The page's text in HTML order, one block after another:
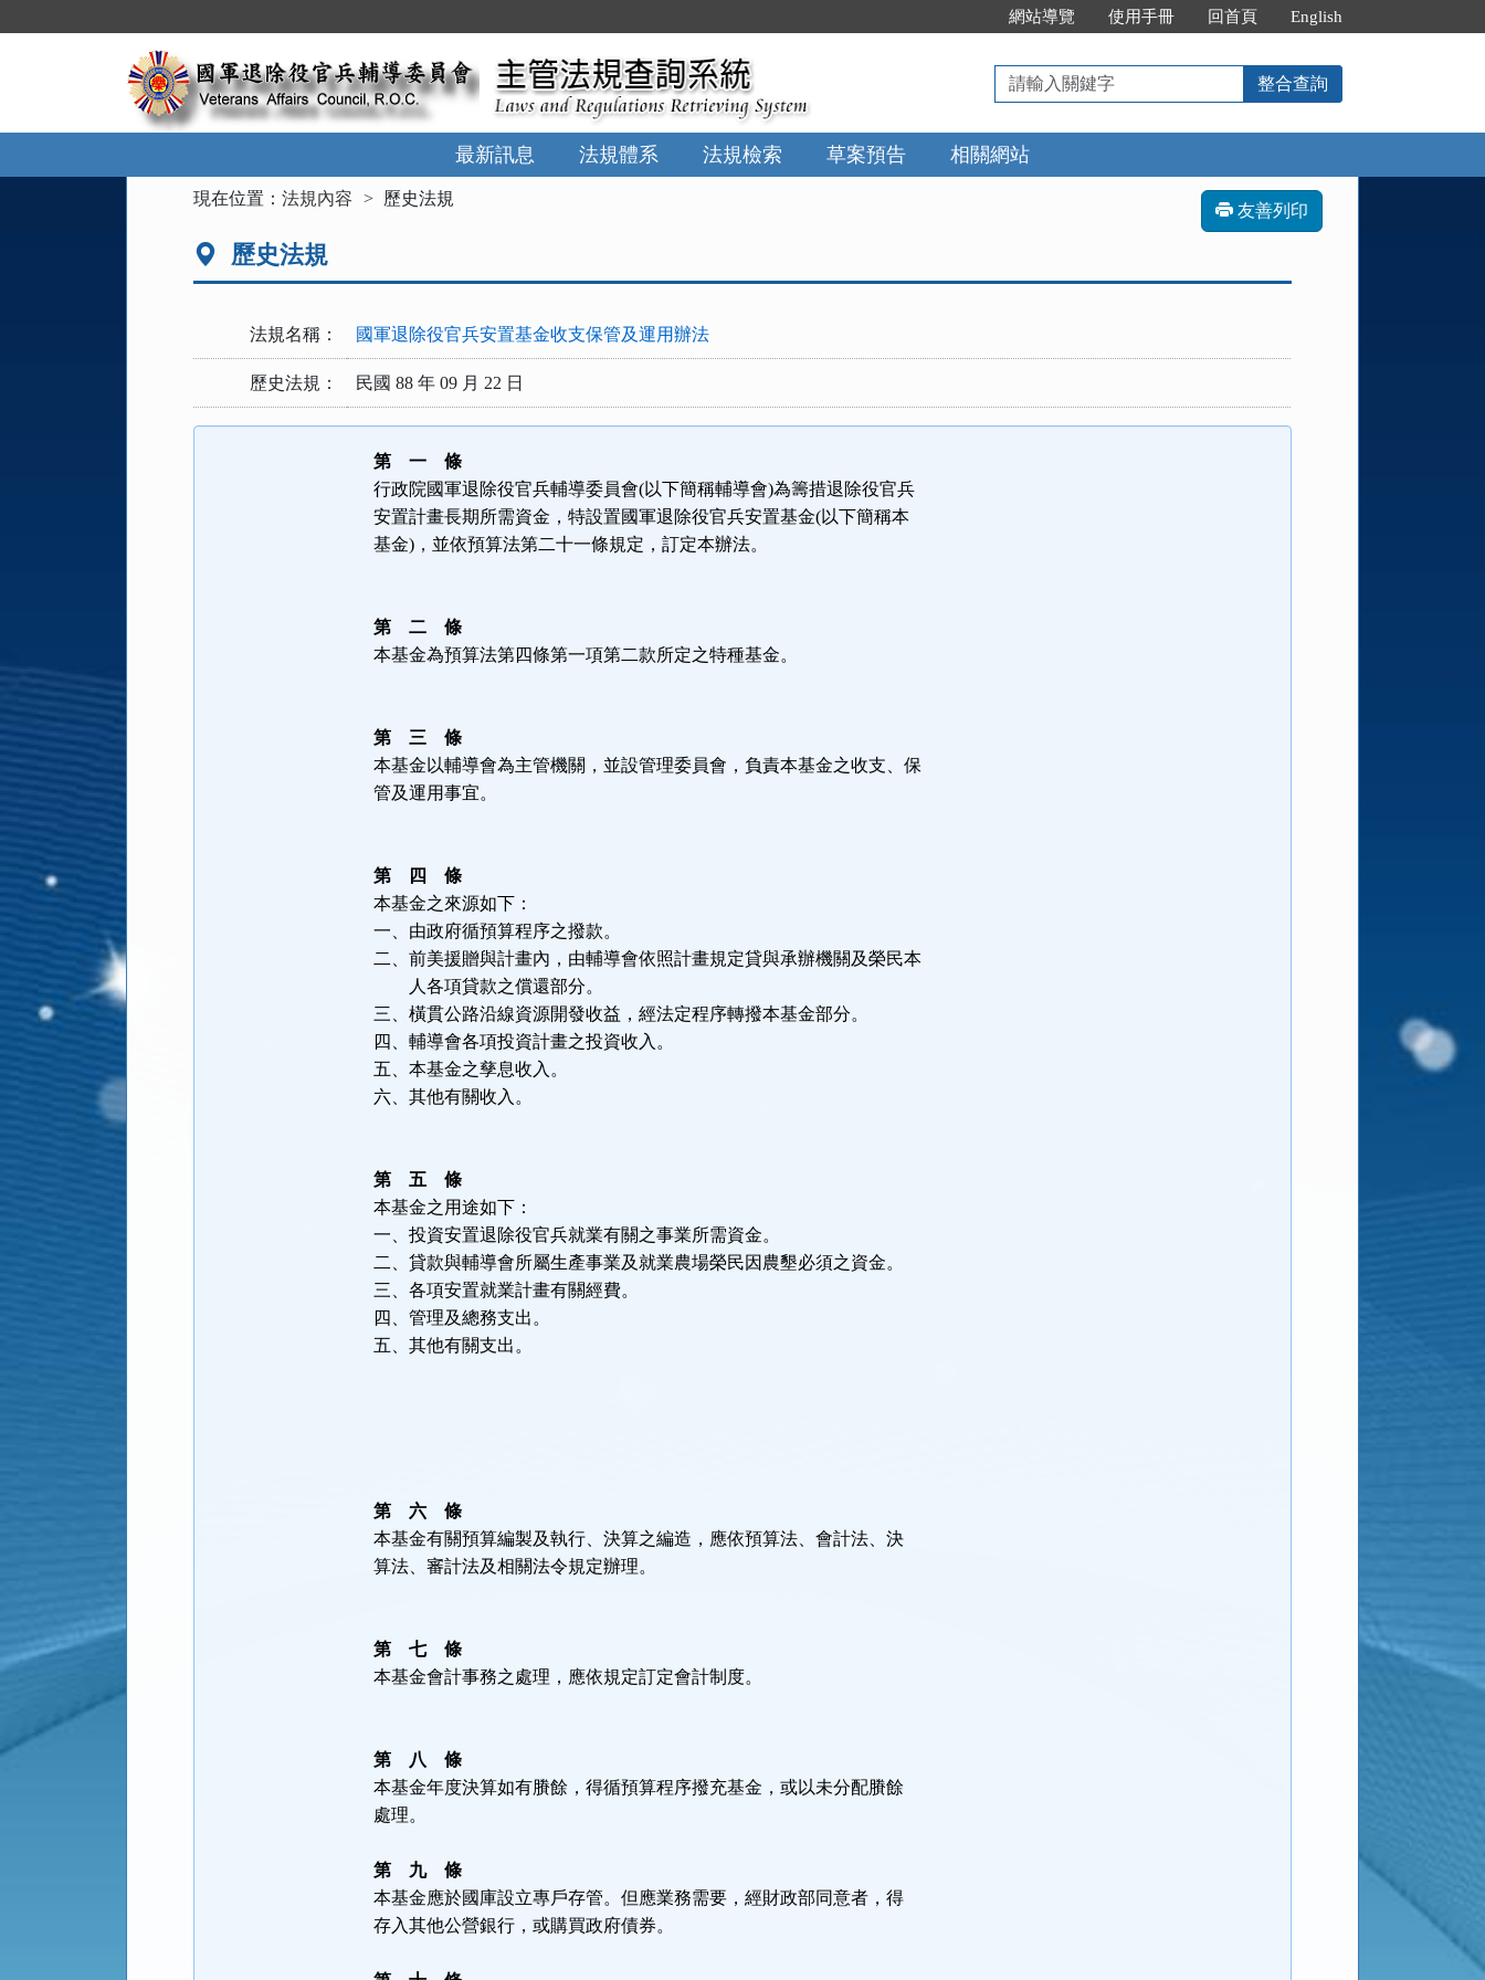
到
網站導覽 使用手冊 回首頁 English
請
輸
入
關
鍵
整合查詢
最新訊息 法規體系 法規檢索 草案預告 相關網站
現在位置：法規內容 歷史法規
友善列印
歷史法規
法規名稱： 國軍退除役官兵安置基金收支保管及運用辦法
歷史法規： 民國 88 年 09 月 22 日
第 一 條
行政院國軍退除役官兵輔導委員會(以下簡稱輔導會)為籌措退除役官兵
安置計畫長期所需資金，特設置國軍退除役官兵安置基金(以下簡稱本
基金)，並依預算法第二十一條規定，訂定本辦法。
第 二 條
本基金為預算法第四條第一項第二款所定之特種基金。
第 三 條
本基金以輔導會為主管機關，並設管理委員會，負責本基金之收支、保
管及運用事宜。
第 四 條
本基金之來源如下：
一、由政府循預算程序之撥款。
二、前美援贈與計畫內，由輔導會依照計畫規定貸與承辦機關及榮民本
人各項貸款之償還部分。
三、橫貫公路沿線資源開發收益，經法定程序轉撥本基金部分。
四、輔導會各項投資計畫之投資收入。
五、本基金之孳息收入。
六、其他有關收入。
第 五 條
本基金之用途如下：
一、投資安置退除役官兵就業有關之事業所需資金。
二、貸款與輔導會所屬生產事業及就業農場榮民因農墾必須之資金。
三、各項安置就業計畫有關經費。
四、管理及總務支出。
五、其他有關支出。
第 六 條
本基金有關預算編製及執行、決算之編造，應依預算法、會計法、決
算法、審計法及相關法令規定辦理。
第 七 條
本基金會計事務之處理，應依規定訂定會計制度。
第 八 條
本基金年度決算如有賸餘，得循預算程序撥充基金，或以未分配賸餘
處理。
第 九 條
本基金應於國庫設立專戶存管。但應業務需要，經財政部同意者，得
存入其他公營銀行，或購買政府債券。